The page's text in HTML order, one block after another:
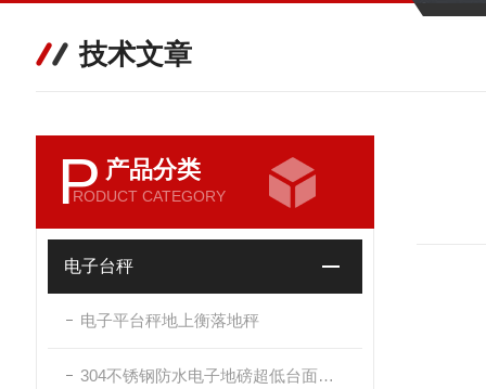
技术文章
P 产品分类
RODUCT CATEGORY
电子台秤
电子平台秤地上衡落地秤
304不锈钢防水电子地磅超低台面带斜坡